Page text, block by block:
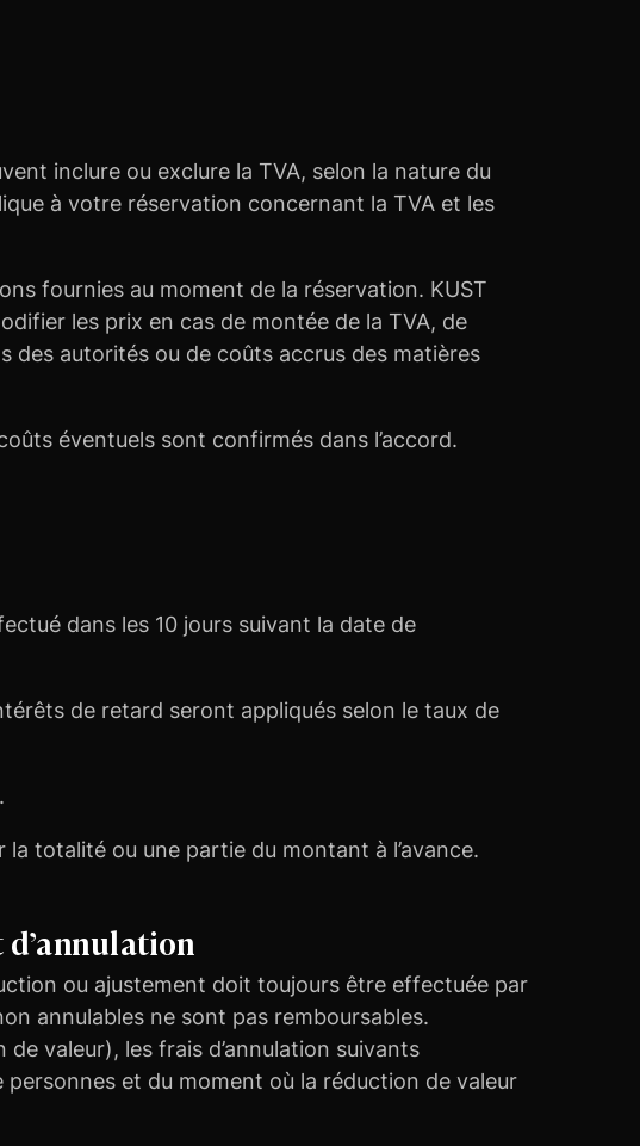
inclure ou exclure la TVA, selon la nature du
à votre réservation concernant la TVA et les
fournies au moment de la réservation. KUST
les prix en cas de montée de la TVA, de
des autorités ou de coûts accrus des matières
éventuels sont confirmés dans l’accord.
dans les 10 jours suivant la date de
de retard seront appliqués selon le taux de
la totalité ou une partie du montant à l’avance.
d’annulation
ou ajustement doit toujours être effectuée par
annulables ne sont pas remboursables.
valeur), les frais d’annulation suivants
et du moment où la réduction de valeur